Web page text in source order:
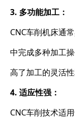
3. 多功能加工：
CNC车削机床通
中完成多种加工
高了加工的灵活性
4. 适应性强：
CNC车削技术适